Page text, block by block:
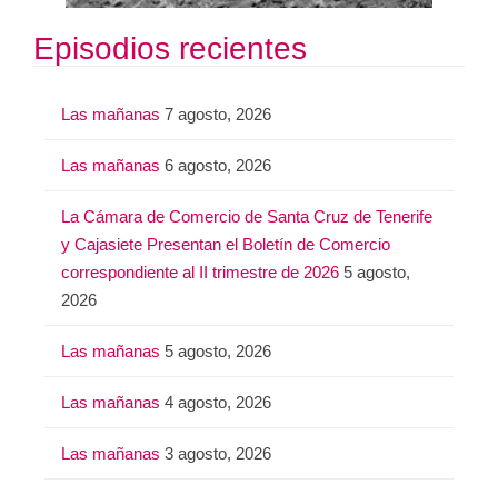
Episodios recientes
Las mañanas 7 agosto, 2026
Las mañanas 6 agosto, 2026
La Cámara de Comercio de Santa Cruz de Tenerife
y Cajasiete Presentan el Boletín de Comercio
correspondiente al II trimestre de 2026 5 agosto,
2026
Las mañanas 5 agosto, 2026
Las mañanas 4 agosto, 2026
Las mañanas 3 agosto, 2026